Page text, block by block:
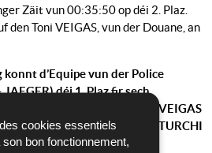
cookies essentiels
bon fonctionnement,
Zäit vun 00:35:50 op déi 2. Plaz.
den Toni VEIGAS, vun der Douane, an
d’Equipe vun der Police
JAEGER) déi 1. Plaz fir sech
Equipe vun der DOUANE (VEIGAS
der Equipe vun der Arméi (TURCHI